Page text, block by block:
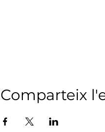
Comparteix